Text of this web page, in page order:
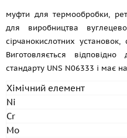
муфти для термообробки,
для виробництва
сірчанокислотних
Виготовляється
стандарту UNS N06333 і має
Хімічний елемент
Ni
Cr
Mo